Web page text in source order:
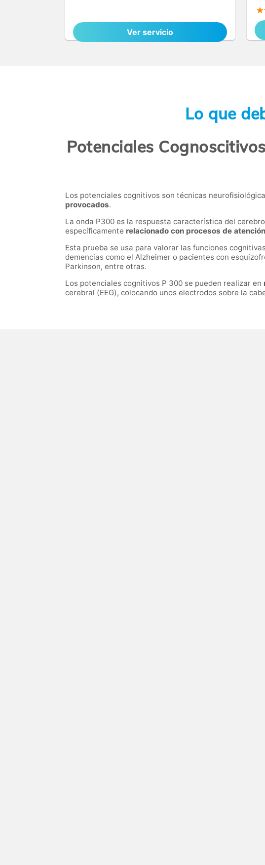
Ver servicio
Lo que
Potenciales
Los potenciales cognitivos son técnicas
provocados.
La onda P300 es la respuesta característica del
específicamente relacionado con procesos de atención
Esta prueba se usa para valorar las funciones
demencias como el Alzheimer o pacientes con
Parkinson, entre otras.
Los potenciales cognitivos P 300 se pueden realizar en
cerebral (EEG), colocando unos electrodos sobre la